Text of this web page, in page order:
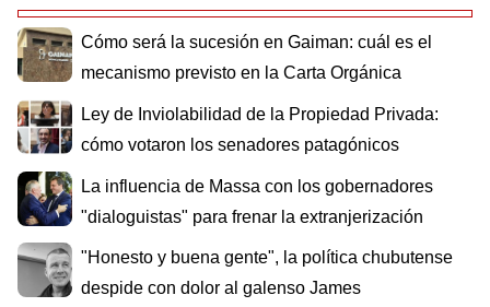
Cómo será la sucesión en Gaiman: cuál es el
mecanismo previsto en la Carta Orgánica
Ley de Inviolabilidad de la Propiedad Privada:
cómo votaron los senadores patagónicos
La influencia de Massa con los gobernadores
"dialoguistas" para frenar la extranjerización
"Honesto y buena gente", la política chubutense
despide con dolor al galenso James